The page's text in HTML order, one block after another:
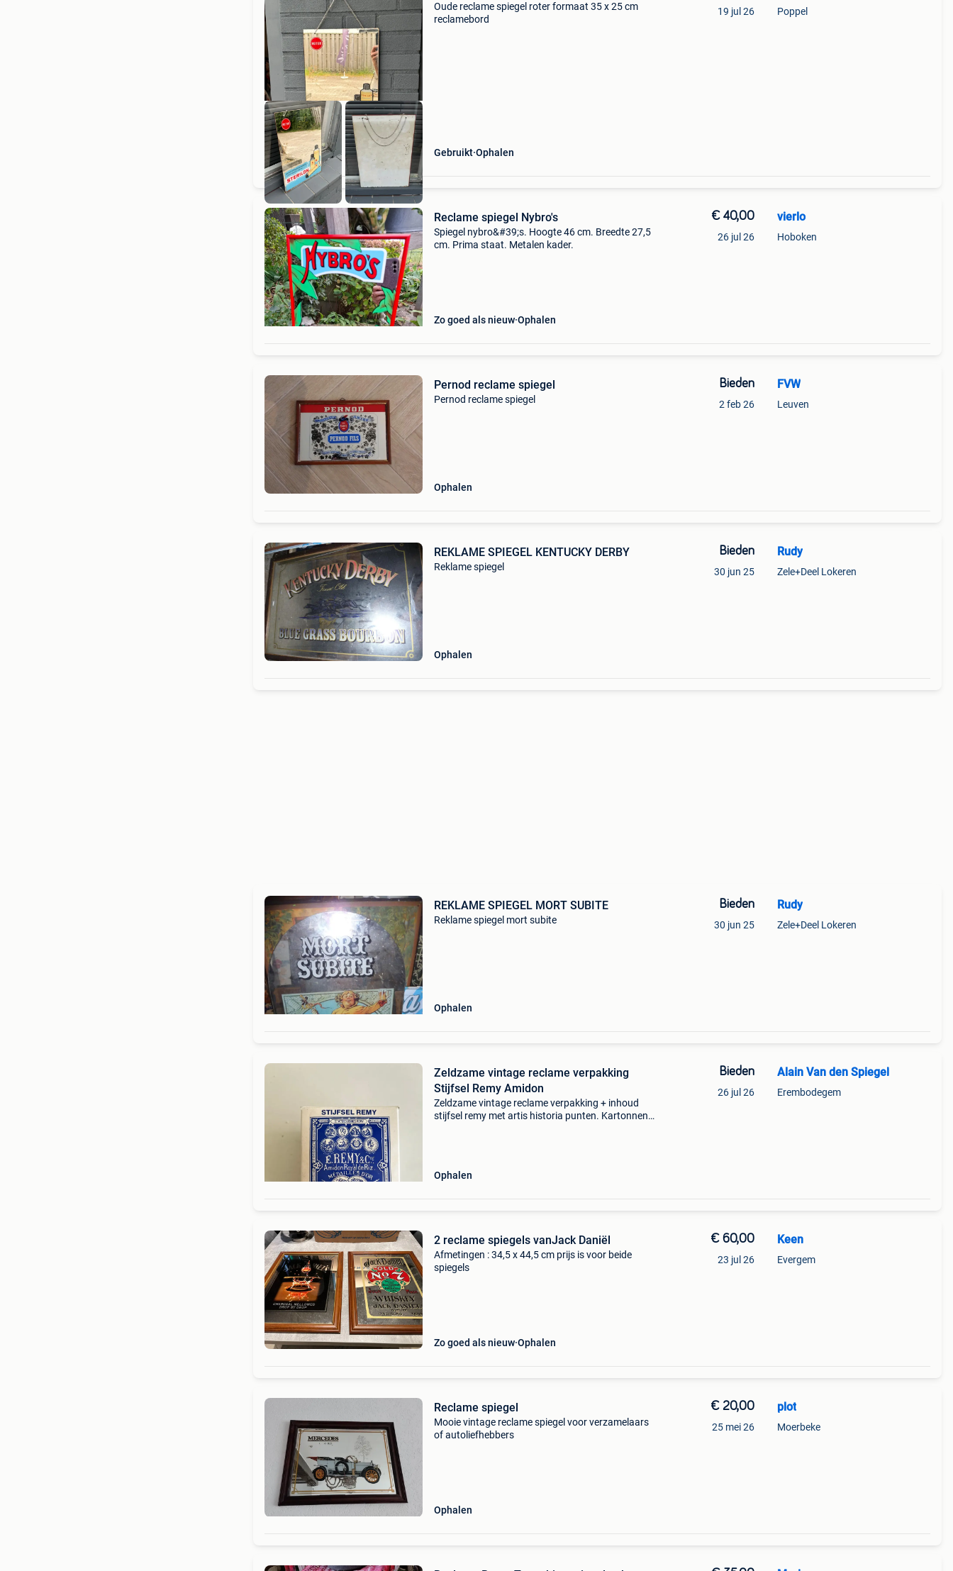
Oude reclame spiegel roter formaat 35 x 25 cm
reclamebord
Gebruikt Ophalen
19 jul 26 Poppel
Reclame spiegel Nybro's
Spiegel nybro&#39;s. Hoogte 46 cm. Breedte 27,5
cm. Prima staat. Metalen kader.
Zo goed als nieuw Ophalen
€ 40,00
26 jul 26
vierlo
Hoboken
Pernod reclame spiegel
Pernod reclame spiegel
Ophalen
Bieden
2 feb 26
FVW
Leuven
REKLAME SPIEGEL KENTUCKY DERBY
Reklame spiegel
Ophalen
Bieden
30 jun 25
Rudy
Zele+Deel Lokeren
REKLAME SPIEGEL MORT SUBITE
Reklame spiegel mort subite
Ophalen
Bieden
30 jun 25
Rudy
Zele+Deel Lokeren
Zeldzame vintage reclame verpakking
Stijfsel Remy Amidon
Zeldzame vintage reclame verpakking + inhoud
stijfsel remy met artis historia punten. Kartonnen
Ophalen
Bieden
26 jul 26
Alain Van den Spiegel
Erembodegem
2 reclame spiegels vanJack Daniël
Afmetingen : 34,5 x 44,5 cm prijs is voor beide
spiegels
Zo goed als nieuw Ophalen
€ 60,00
23 jul 26
Keen
Evergem
Reclame spiegel
Mooie vintage reclame spiegel voor verzamelaars
of autoliefhebbers
Ophalen
€ 20,00
25 mei 26
plot
Moerbeke